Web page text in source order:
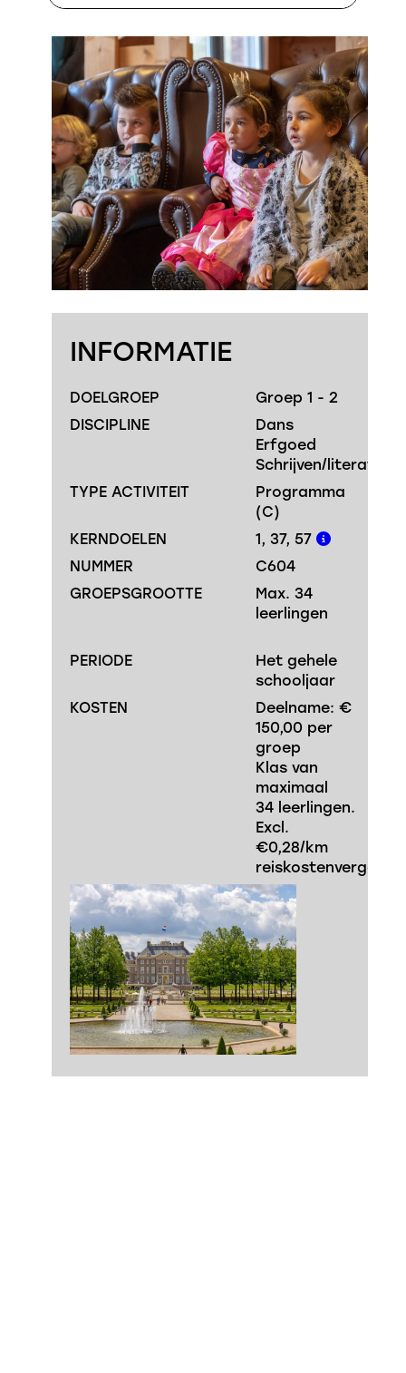
INFORMATIE
DOELGROEP
Groep 1 - 2
DISCIPLINE
Dans
Erfgoed
Schrijven/literatuur
TYPE ACTIVITEIT
Programma
(C)
KERNDOELEN
1, 37, 57
NUMMER
C604
GROEPSGROOTTE
Max. 34
leerlingen
PERIODE
Het gehele
schooljaar
KOSTEN
Deelname: €
150,00 per
groep
Klas van
maximaal
34 leerlingen.
Excl.
€0,28/km